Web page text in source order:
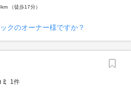
（徒歩17分）
クのオーナー様ですか？
1件